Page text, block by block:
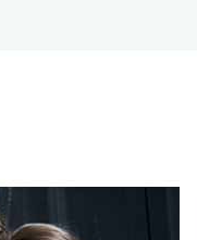
무단 접근
한 상황